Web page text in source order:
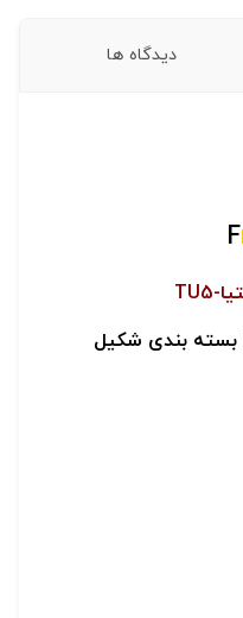
دیدگاه ها
F
بسته بندی شکیل